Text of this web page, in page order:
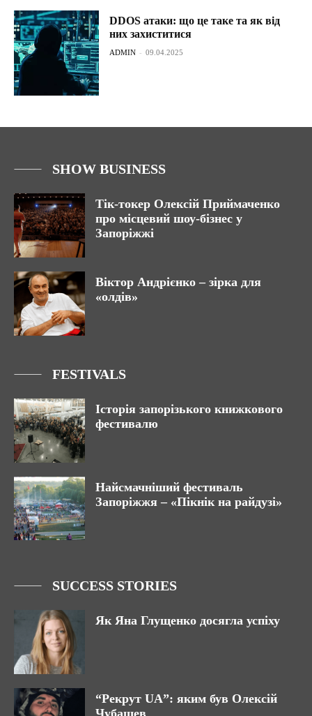
DDOS атаки: що це таке та як від
них захиститися
ADMIN - 09.04.2025
SHOW BUSINESS
Тік-токер Олексій Приймаченко
про місцевий шоу-бізнес у
Запоріжжі
Віктор Андрієнко – зірка для
«олдів»
FESTIVALS
Історія запорізького книжкового
фестивалю
Найсмачніший фестиваль
Запоріжжя – «Пікнік на райдузі»
SUCCESS STORIES
Як Яна Глущенко досягла успіху
“Рекрут UA”: яким був Олексій